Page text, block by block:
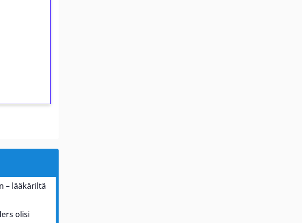
– lääkäriltä
olisi